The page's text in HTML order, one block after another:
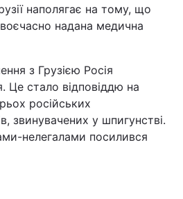
наполягає на тому, що
надана медична
з Грузією Росія
Це стало відповіддю на
російських
звинувачених у шпигунстві.
нелегалами посилився